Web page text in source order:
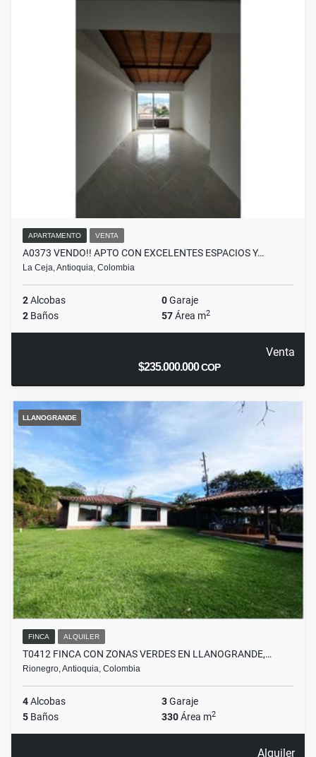
APARTAMENTO VENTA
A0373 VENDO!! APTO CON EXCELENTES ESPACIOS Y…
La Ceja, Antioquia, Colombia
2Alcobas 0Garaje
2 Baños 57Área m2
Venta
$235.000.000COP
LLANOGRANDE
FINCA ALQUILER
T0412 FINCA CON ZONAS VERDES EN LLANOGRANDE,…
Rionegro, Antioquia, Colombia
4Alcobas 3Garaje
5 Baños 330Área m2
Alquiler